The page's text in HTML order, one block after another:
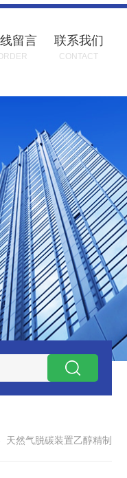
留言 联系我们
CONTACT
气脱酸气设备
天然气脱碳装置乙醇精制